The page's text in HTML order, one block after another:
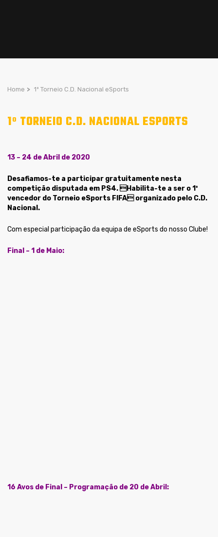
Home > 1º Torneio C.D. Nacional eSports
1º TORNEIO C.D. NACIONAL ESPORTS
13 – 24 de Abril de 2020
Desafiamos-te a participar gratuitamente nesta
competição disputada em PS4. Habilita-te a ser o 1º
vencedor do Torneio eSports FIFA organizado pelo C.D.
Nacional.
Com especial participação da equipa de eSports do nosso Clube!
Final – 1 de Maio:
16 Avos de Final – Programação de 20 de Abril: